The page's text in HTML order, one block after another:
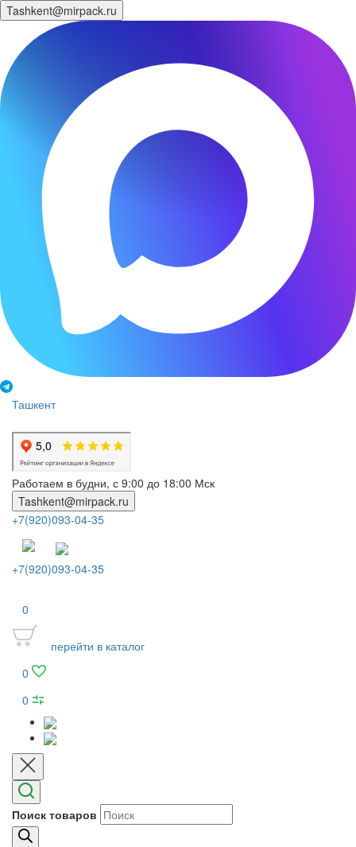
Tashkent@mirpack.ru
Ташкент
Работаем в будни, с 9:00 до 18:00 Мск
Tashkent@mirpack.ru
+7(920)093-04-35
+7(920)093-04-35
0
перейти в каталог
0
0
Поиск товаров